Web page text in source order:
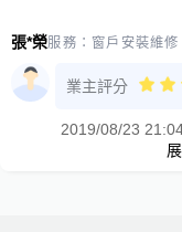
張*榮服務： 窗戶安裝維修
業主評分
2019/08/23